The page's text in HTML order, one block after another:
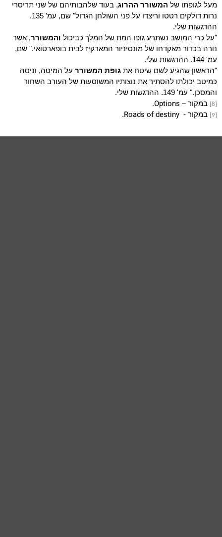
מעל לגופתו של המשורר ההרוג, בעוד שלהבותיהם של שני תריסרי
נרות דולקים רטטו וריצדו על פני השולחן הגדול" שם, עמ' 135.
ההדגשות שלי.
"על כרי המושב נשתרע גופו המת של המלך כביכול והמשורר, אשר
נורה בכדור מאקדחו של מונסיניור המארקיז לבית בופארטואי." שם,
עמ' 144. ההדגשות שלי.
"הראשון שהגיע לשם שיטח את גופת המשוררעל המיטה, וניסה
כמיטב יכולתו להסתיר את נוצותיו המשוסעות של העורב השחור
והמסכן." עמ' 149. ההדגשות שלי.
במקור – Options
.
במקור - Roads of destiny
.